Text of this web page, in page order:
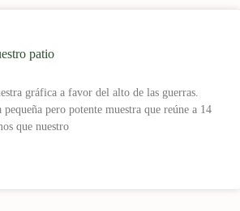
patio
gráfica a favor del alto de las guerras.
pequeña pero potente muestra que reúne a 14
que nuestro